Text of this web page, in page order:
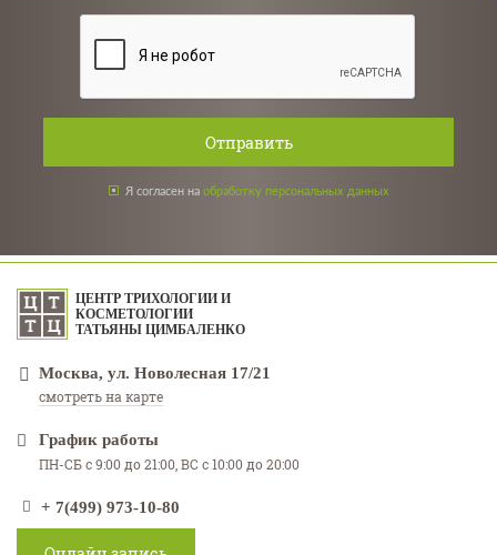
Отправить
Я согласен на обработку персональных данных
ЦЕНТР ТРИХОЛОГИИ И
КОСМЕТОЛОГИИ
ТАТЬЯНЫ ЦИМБАЛЕНКО
Москва, ул. Новолесная 17/21
смотреть на карте
График работы
ПН-СБ с 9:00 до 21:00, ВС с 10:00 до 20:00
+ 7(499) 973-10-80